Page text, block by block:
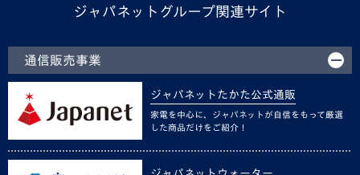
ジャパネットグループ関連サイト
通信販売事業
ジャパネットたかた公式通販
家電を中心に、ジャパネットが自信をもって厳選
した商品だけをご紹介！